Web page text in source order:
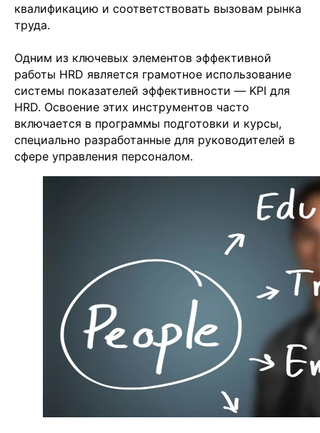
квалификацию и соответствовать вызовам рынка
труда.
Одним из ключевых элементов эффективной
работы HRD является грамотное использование
системы показателей эффективности — KPI для
HRD. Освоение этих инструментов часто
включается в программы подготовки и курсы,
специально разработанные для руководителей в
сфере управления персоналом.